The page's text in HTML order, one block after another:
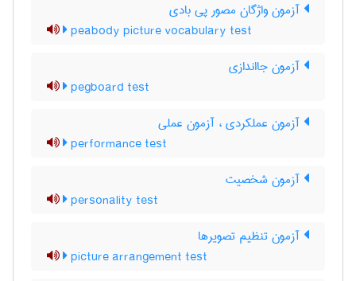
آزمون واژگان مصور پی بادی
peabody picture vocabulary test
آزمون جااندازی
pegboard test
آزمون عملکردی ، آزمون عملی
performance test
آزمون شخصیت
personality test
آزمون تنظیم تصویرها
picture arrangement test